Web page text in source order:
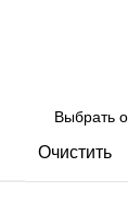
Очистить